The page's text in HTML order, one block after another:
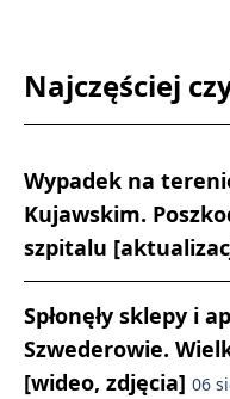
Najczęściej
Wypadek na
Kujawskim.
szpitalu
Spłonęły sklepy i
Szwederowie.
[wideo, zdjęcia] 06